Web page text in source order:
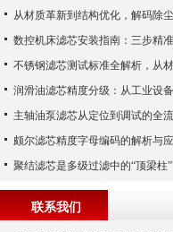
聚结滤芯是多级过滤中的“顶梁柱”
联系我们